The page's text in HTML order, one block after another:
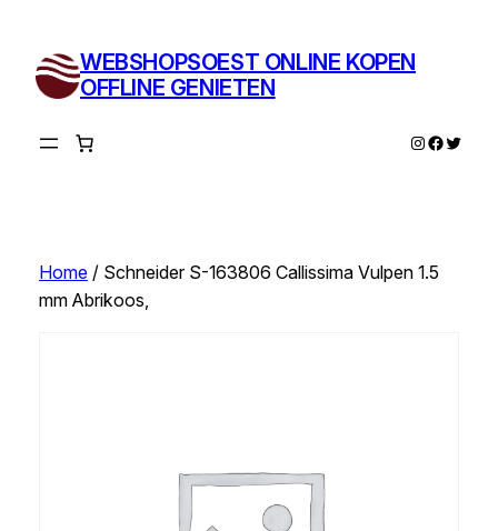
inhoud
WEBSHOPSOEST ONLINE KOPEN
OFFLINE GENIETEN
Instagram
Twitter
Home/ Schneider S-163806 Callissima Vulpen 1.5
mm Abrikoos,